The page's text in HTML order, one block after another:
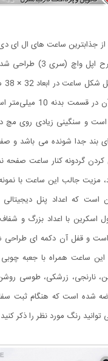
جذابترین ساعت های ال ای دی
است که دقیقا طرح اپل
شده و ضخامت آن در
و سنگینی زیادی روی مچ
بند جدا شونده می باشد و
گردونه کنار ساعت صفحه
مزیت جالب این ساعت با
که اعداد پنل دیجیتالی
اسکرین با اعداد بزرگ و
و قفل آن دکمه ای طراحی
ساعت همراه با جعبه
نارنجی، زرشکی، طوسی
شده است که هنگام ثبت
رنگ مورد نظر را ذکر